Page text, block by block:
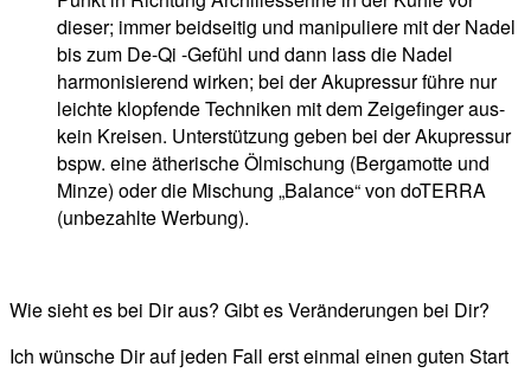
dieser; immer beidseitig und manipuliere mit der Nadel
bis zum De-Qi -Gefühl und dann lass die Nadel
harmonisierend wirken; bei der Akupressur führe nur
leichte klopfende Techniken mit dem Zeigefinger aus-
kein Kreisen. Unterstützung geben bei der Akupressur
bspw. eine ätherische Ölmischung (Bergamotte und
Minze) oder die Mischung „Balance“ von doTERRA
(unbezahlte Werbung).
Wie sieht es bei Dir aus? Gibt es Veränderungen bei Dir?
Ich wünsche Dir auf jeden Fall erst einmal einen guten Start